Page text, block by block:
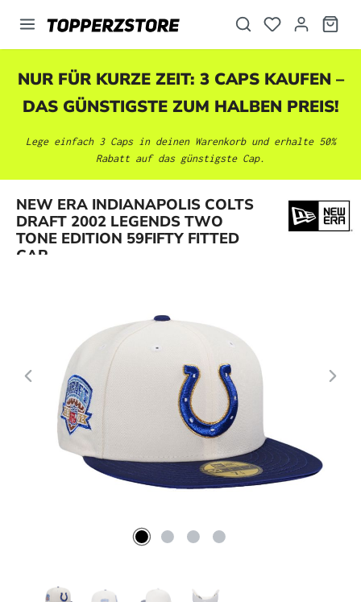
springen
NUR FÜR KURZE ZEIT: 3 CAPS KAUFEN –
DAS GÜNSTIGSTE ZUM HALBEN PREIS!
Lege einfach 3 Caps in deinen Warenkorb und erhalte 50%
Rabatt auf das günstigste Cap.
NEW ERA INDIANAPOLIS COLTS
DRAFT 2002 LEGENDS TWO
TONE EDITION 59FIFTY FITTED
CAP
Bildergalerie überspringen